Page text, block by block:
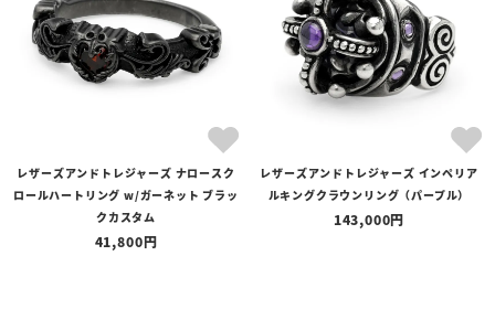
レザーズアンドトレジャーズ ナロースク
ロールハートリング w/ガーネット ブラッ
クカスタム
41,800
レザーズアンドトレジャーズ インペリア
ルキングクラウンリング（パープル）
143,000